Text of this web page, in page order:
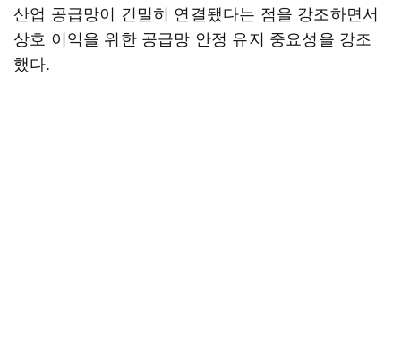
산업 공급망이 긴밀히 연결됐다는 점을 강조하면서
상호 이익을 위한 공급망 안정 유지 중요성을 강조
했다.